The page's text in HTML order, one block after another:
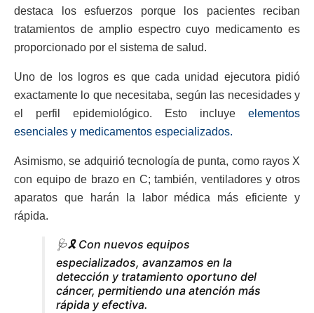
destaca los esfuerzos porque los pacientes reciban
tratamientos de amplio espectro cuyo medicamento es
proporcionado por el sistema de salud.
Uno de los logros es que cada unidad ejecutora pidió
exactamente lo que necesitaba, según las necesidades y
el perfil epidemiológico. Esto incluye elementos
esenciales y medicamentos especializados.
Asimismo, se adquirió tecnología de punta, como rayos X
con equipo de brazo en C; también, ventiladores y otros
aparatos que harán la labor médica más eficiente y
rápida.
🩺🎗️ Con nuevos equipos
especializados, avanzamos en la
detección y tratamiento oportuno del
cáncer, permitiendo una atención más
rápida y efectiva.